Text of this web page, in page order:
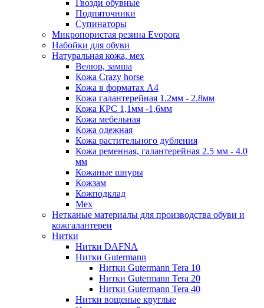
Гвозди обувные
Подпяточники
Супинаторы
Микропористая резина Evopora
Набойки для обуви
Натуральная кожа, мех
Велюр, замша
Кожа Crazy horse
Кожа в форматах А4
Кожа галантерейная 1.2мм - 2.8мм
Кожа КРС 1,1мм -1,6мм
Кожа мебельная
Кожа одежная
Кожа растительного дубления
Кожа ременная, галантерейная 2.5 мм - 4.0
мм
Кожаные шнуры
Кожзам
Кожподклад
Мех
Нетканые материалы для производства обуви и
кожгалантереи
Нитки
Нитки DAFNA
Нитки Gutermann
Нитки Gutermann Tera 10
Нитки Gutermann Tera 20
Нитки Gutermann Tera 40
Нитки вощеные круглые